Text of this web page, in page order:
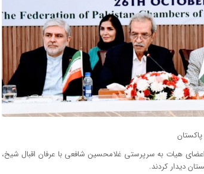
هیات به سرپرستی غلامحسین شافعی با عرفان اقبال شیخ،
دیدار کردند.